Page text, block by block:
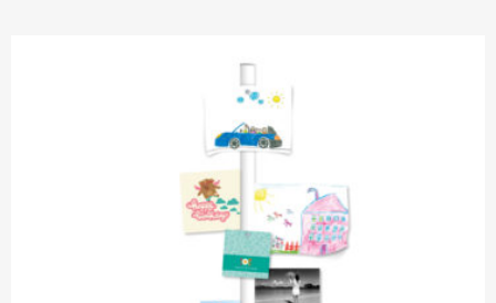
Установка-видео
Как совершить покупку
Доставка и оплата